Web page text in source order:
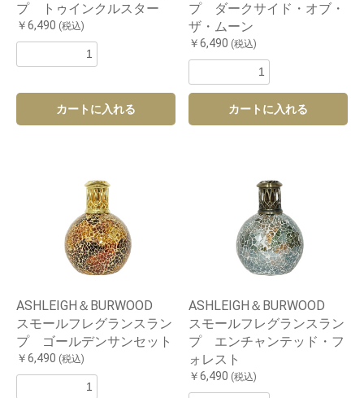
プ トゥインクルスター
￥6,490 (税込)
カートに入れる
プ ダークサイド・オブ・
ザ・ムーン
￥6,490 (税込)
カートに入れる
ASHLEIGH＆BURWOOD
スモールフレグランスラン
プ ゴールデンサンセット
￥6,490 (税込)
ASHLEIGH＆BURWOOD
スモールフレグランスラン
プ エンチャンテッド・フ
ォレスト
￥6,490 (税込)